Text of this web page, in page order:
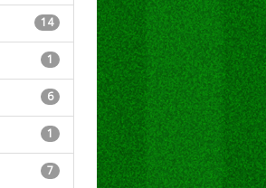
14
1
6
1
7